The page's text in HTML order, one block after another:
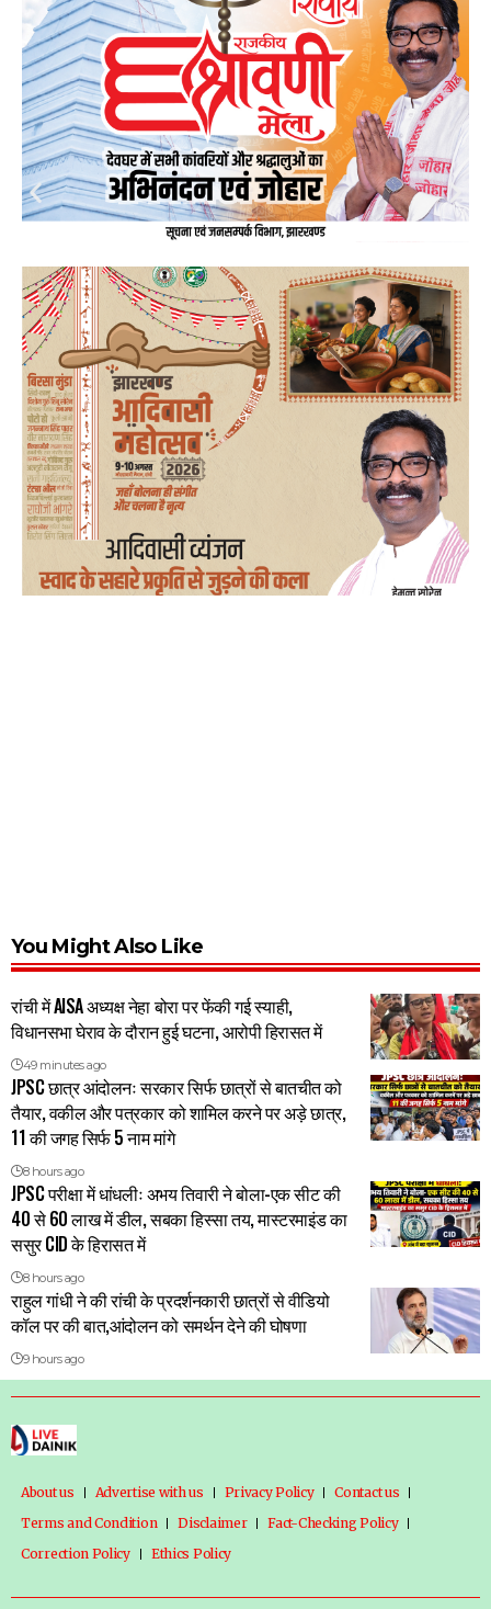
You Might Also Like
रांची में AISA अध्यक्ष नेहा बोरा पर फेंकी गई स्याही,
विधानसभा घेराव के दौरान हुई घटना, आरोपी हिरासत में
49 minutes ago
JPSC छात्र आंदोलनः सरकार सिर्फ छात्रों से बातचीत को
तैयार, वकील और पत्रकार को शामिल करने पर अड़े छात्र,
11 की जगह सिर्फ 5 नाम मांगे
8 hours ago
JPSC परीक्षा में धांधलीः अभय तिवारी ने बोला-एक सीट की
40 से 60 लाख में डील, सबका हिस्सा तय, मास्टरमाइंड का
ससुर CID के हिरासत में
8 hours ago
राहुल गांधी ने की रांची के प्रदर्शनकारी छात्रों से वीडियो
कॉल पर की बात,आंदोलन को समर्थन देने की घोषणा
9 hours ago
About us Advertise with us Privacy Policy
Contact us
Terms and Condition
Disclaimer
Fact-Checking Policy
Correction Policy
Ethics Policy